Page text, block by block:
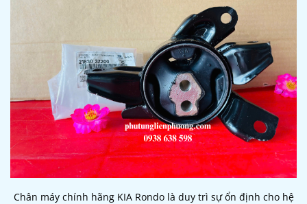
Chân máy chính hãng KIA Rondo là duy trì sự ổn định cho hệ